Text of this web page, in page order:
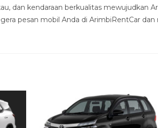
dan kendaraan berkualitas mewujudkan
pesan mobil Anda di ArimbiRentCar